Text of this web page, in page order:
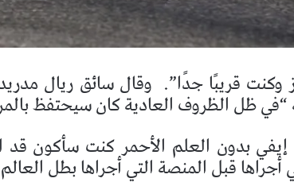
وكنت قريبًا جدًا”. وقال سائق ريال
ظل الظروف العادية كان سيحتفظ
إيفي بدون العلم الأحمر كنت سأكون
أجراها قبل المنصة التي أجراها بطل